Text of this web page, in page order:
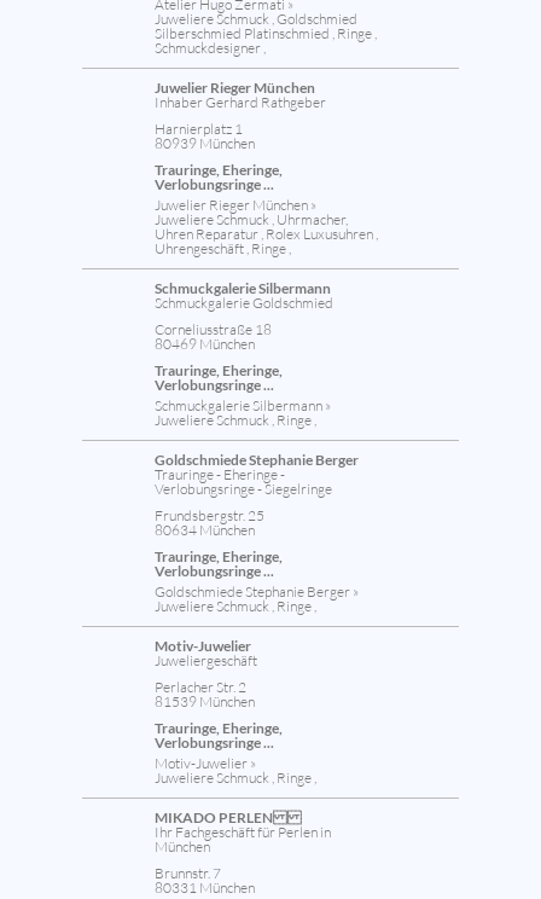
Atelier Hugo Zermati »
Juweliere Schmuck , Goldschmied
Silberschmied Platinschmied , Ringe ,
Schmuckdesigner ,
Juwelier Rieger München
Inhaber Gerhard Rathgeber
Harnierplatz 1
80939 München
Trauringe, Eheringe,
Verlobungsringe ...
Juwelier Rieger München »
Juweliere Schmuck , Uhrmacher,
Uhren Reparatur , Rolex Luxusuhren ,
Uhrengeschäft , Ringe ,
Schmuckgalerie Silbermann
Schmuckgalerie Goldschmied
Corneliusstraße 18
80469 München
Trauringe, Eheringe,
Verlobungsringe ...
Schmuckgalerie Silbermann »
Juweliere Schmuck , Ringe ,
Goldschmiede Stephanie Berger
Trauringe - Eheringe -
Verlobungsringe - Siegelringe
Frundsbergstr. 25
80634 München
Trauringe, Eheringe,
Verlobungsringe ...
Goldschmiede Stephanie Berger »
Juweliere Schmuck , Ringe ,
Motiv-Juwelier
Juweliergeschäft
Perlacher Str. 2
81539 München
Trauringe, Eheringe,
Verlobungsringe ...
Motiv-Juwelier »
Juweliere Schmuck , Ringe ,
MIKADO PERLEN
Ihr Fachgeschäft für Perlen in
München
Brunnstr. 7
80331 München